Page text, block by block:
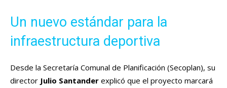
Un nuevo estándar para la
infraestructura deportiva
Desde la Secretaría Comunal de Planificación (Secoplan), su
director Julio Santander explicó que el proyecto marcará